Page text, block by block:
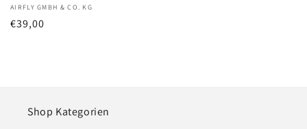
Anbieter:
AIRFLY GMBH & CO. KG
Normaler
€39,00
Shop Kategorien